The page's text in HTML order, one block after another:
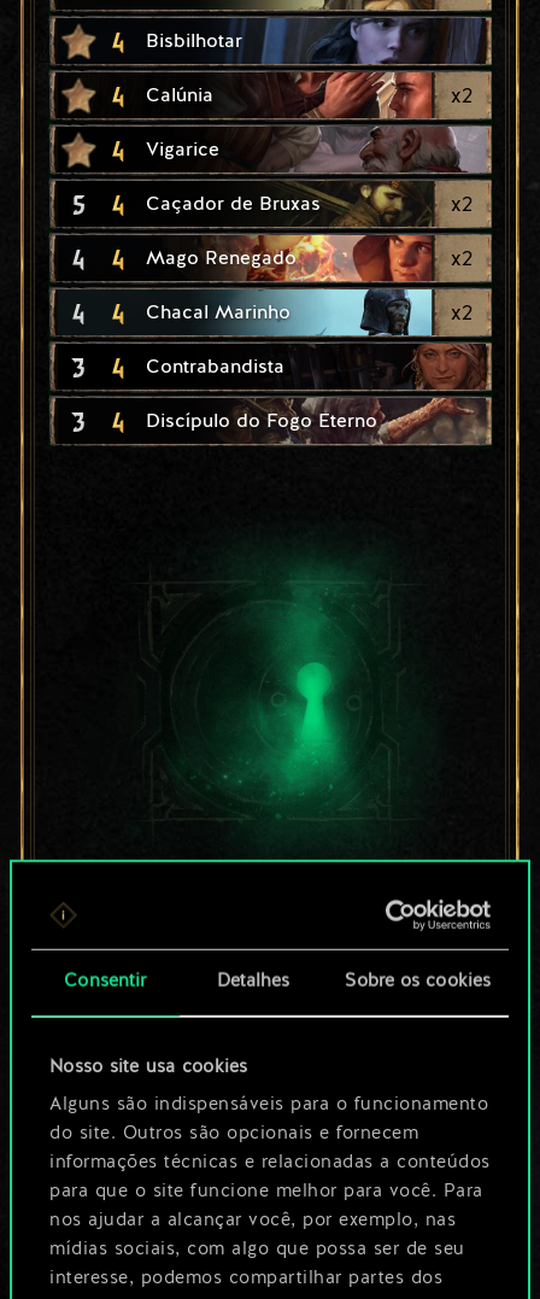
Consentir Detalhes Sobre os cookies
Nosso site usa cookies
Alguns são indispensáveis para o funcionamento
do site. Outros são opcionais e fornecem
informações técnicas e relacionadas a conteúdos
para que o site funcione melhor para você. Para
nos ajudar a alcançar você, por exemplo, nas
mídias sociais, com algo que possa ser de seu
interesse, podemos compartilhar partes dos
4 Bisbilhotar
4 Calúnia x2
4 Vigarice
5 4 Caçador de Bruxas x2
4 4 Mago Renegado x2
4 4 Chacal Marinho x2
3 4 Contrabandista
3 4 Discípulo do Fogo Eterno
Por enquanto, isto é
apenas um conjunto
compartilhado.
No entanto, dá para
ser muito mais!
Dê um nome para este baralho e crie
um guia